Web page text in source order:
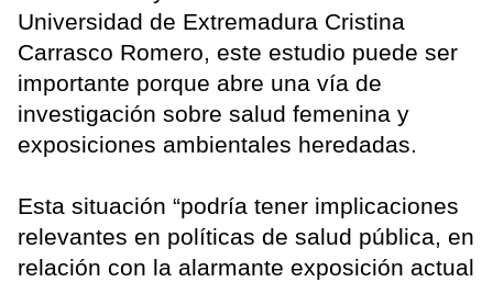
Universidad de Extremadura Cristina
Carrasco Romero, este estudio puede ser
importante porque abre una vía de
investigación sobre salud femenina y
exposiciones ambientales heredadas.
Esta situación “podría tener implicaciones
relevantes en políticas de salud pública, en
relación con la alarmante exposición actual